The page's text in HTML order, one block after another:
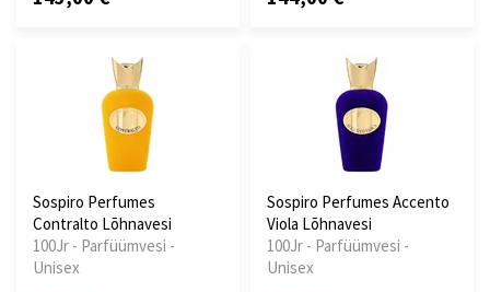
Sospiro Perfumes
Contralto Lõhnavesi
100Jr - Parfüümvesi -
Unisex
Sospiro Perfumes Accento
Viola Lõhnavesi
100Jr - Parfüümvesi -
Unisex